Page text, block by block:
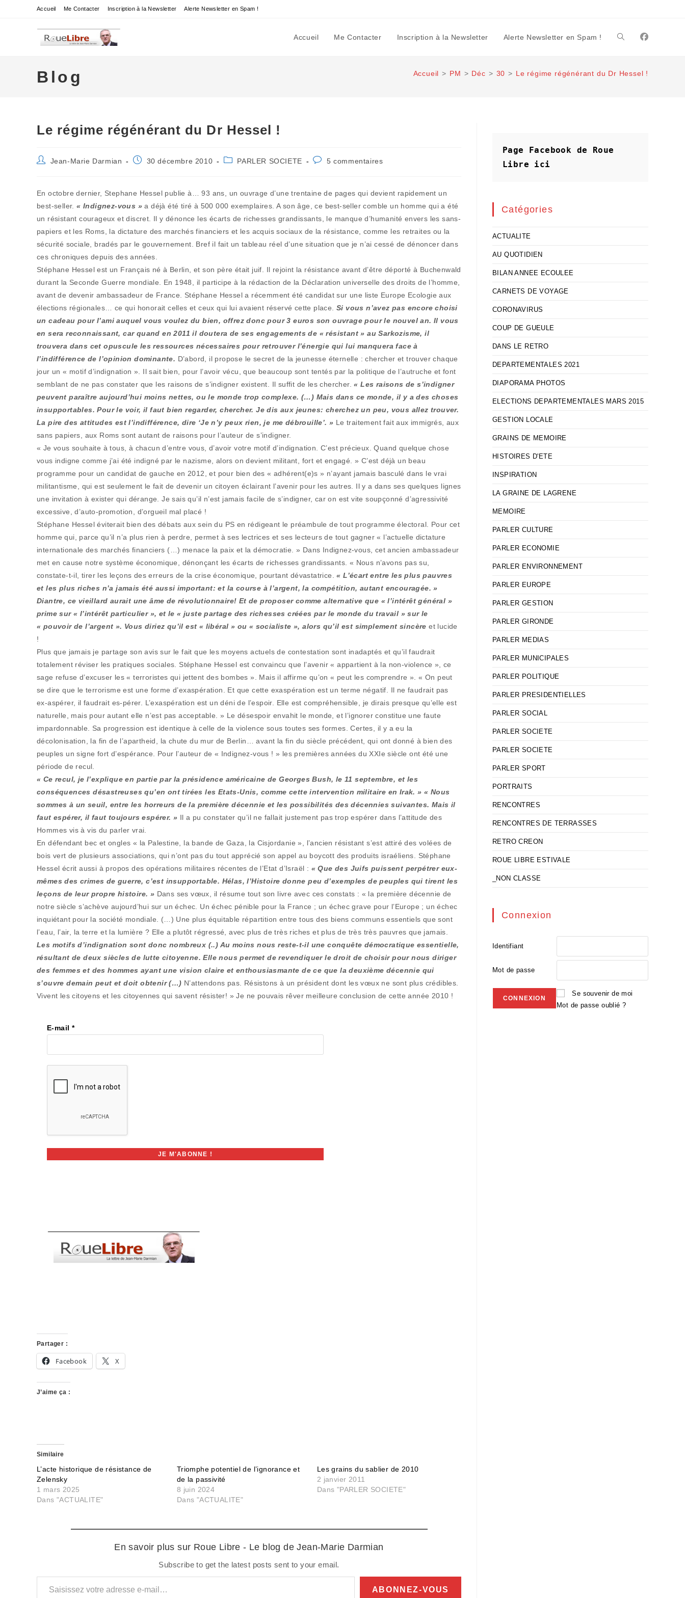
Accueil Me Contacter Inscription à la Newsletter Alerte Newsletter en Spam !
Accueil Me Contacter Inscription à la Newsletter Alerte Newsletter en Spam ! Toggle
website
Blog Accueil > PM > Déc > 30 > Le régime régénérant du Dr Hessel !
Le régime régénérant du Dr Hessel !
Auteur/autrice
Jean-Marie Darmian
Publication
30 décembre 2010
PostPARLER SOCIETE
Commentaires
5 commentaires
En octobre dernier, Stephane Hessel publie à… 93 ans, un ouvrage d’une trentaine de pages qui devient rapidement un
best-seller.« Indignez-vous »a déjà été tiré à 500 000 exemplaires. A son âge, ce best-seller comble un homme qui a été
un résistant courageux et discret. Il y dénonce les écarts de richesses grandissants, le manque d’humanité envers les sans-
papiers et les Roms, la dictature des marchés financiers et les acquis sociaux de la résistance, comme les retraites ou la
sécurité sociale, bradés par le gouvernement. Bref il fait un tableau réel d’une situation que je n’ai cessé de dénoncer dans
ces chroniques depuis des années.
Stéphane Hessel est un Français né à Berlin, et son père était juif. Il rejoint la résistance avant d’être déporté à Buchenwald
durant la Seconde Guerre mondiale. En 1948, il participe à la rédaction de la Déclaration universelle des droits de l’homme,
avant de devenir ambassadeur de France. Stéphane Hessel a récemment été candidat sur une liste Europe Ecologie aux
élections régionales… ce qui honorait celles et ceux qui lui avaient réservé cette place. Si vous n’avez pas encore choisi
un cadeau pour l’ami auquel vous voulez du bien, offrez donc pour 3 euros son ouvrage pour le nouvel an. Il vous
en sera reconnaissant, car quand en 2011 il doutera de ses engagements de « résistant » au Sarkozisme, il
trouvera dans cet opuscule les ressources nécessaires pour retrouver l’énergie qui lui manquera face à
l’indifférence de l’opinion dominante. D’abord, il propose le secret de la jeunesse éternelle : chercher et trouver chaque
jour un « motif d’indignation ». Il sait bien, pour l’avoir vécu, que beaucoup sont tentés par la politique de l’autruche et font
semblant de ne pas constater que les raisons de s’indigner existent. Il suffit de les chercher.« Les raisons de s’indigner
peuvent paraître aujourd’hui moins nettes, ou le monde trop complexe. (…) Mais dans ce monde, il y a des choses
insupportables. Pour le voir, il faut bien regarder, chercher. Je dis aux jeunes: cherchez un peu, vous allez trouver.
La pire des attitudes est l’indifférence, dire ‘Je n’y peux rien, je me débrouille’. » Le traitement fait aux immigrés, aux
sans papiers, aux Roms sont autant de raisons pour l’auteur de s’indigner.
« Je vous souhaite à tous, à chacun d’entre vous, d’avoir votre motif d’indignation. C’est précieux. Quand quelque chose
vous indigne comme j’ai été indigné par le nazisme, alors on devient militant, fort et engagé. » C’est déjà un beau
programme pour un candidat de gauche en 2012, et pour bien des « adhérent(e)s » n’ayant jamais basculé dans le vrai
militantisme, qui est seulement le fait de devenir un citoyen éclairant l’avenir pour les autres. Il y a dans ses quelques lignes
une invitation à exister qui dérange. Je sais qu’il n’est jamais facile de s’indigner, car on est vite soupçonné d’agressivité
excessive, d’auto-promotion, d’orgueil mal placé !
Stéphane Hessel éviterait bien des débats aux sein du PS en rédigeant le préambule de tout programme électoral. Pour cet
homme qui, parce qu’il n’a plus rien à perdre, permet à ses lectrices et ses lecteurs de tout gagner « l’actuelle dictature
internationale des marchés financiers (…) menace la paix et la démocratie. » Dans Indignez-vous, cet ancien ambassadeur
met en cause notre système économique, dénonçant les écarts de richesses grandissants. « Nous n’avons pas su,
constate-t-il, tirer les leçons des erreurs de la crise économique, pourtant dévastatrice.« L’écart entre les plus pauvres
et les plus riches n’a jamais été aussi important: et la course à l’argent, la compétition, autant encouragée. »
Diantre, ce vieillard aurait une âme de révolutionnaire! Et de proposer comme alternative que « l’intérêt général »
prime sur « l’intérêt particulier », et le « juste partage des richesses créées par le monde du travail » sur le
« pouvoir de l’argent ». Vous diriez qu’il est « libéral » ou « socialiste », alors qu’il est simplement sincèreet lucide
!
Plus que jamais je partage son avis sur le fait que les moyens actuels de contestation sont inadaptés et qu’il faudrait
totalement réviser les pratiques sociales. Stéphane Hessel est convaincu que l’avenir « appartient à la non-violence », ce
sage refuse d’excuser les « terroristes qui jettent des bombes ». Mais il affirme qu’on « peut les comprendre ». « On peut
se dire que le terrorisme est une forme d’exaspération. Et que cette exaspération est un terme négatif. Il ne faudrait pas
ex-aspérer, il faudrait es-pérer. L’exaspération est un déni de l’espoir. Elle est compréhensible, je dirais presque qu’elle est
naturelle, mais pour autant elle n’est pas acceptable. » Le désespoir envahit le monde, et l’ignorer constitue une faute
impardonnable. Sa progression est identique à celle de la violence sous toutes ses formes. Certes, il y a eu la
décolonisation, la fin de l’apartheid, la chute du mur de Berlin… avant la fin du siècle précédent, qui ont donné à bien des
peuples un signe fort d’espérance. Pour l’auteur de « Indignez-vous ! » les premières années du XXIe siècle ont été une
période de recul.
« Ce recul, je l’explique en partie par la présidence américaine de Georges Bush, le 11 septembre, et les
conséquences désastreuses qu’en ont tirées les Etats-Unis, comme cette intervention militaire en Irak. » « Nous
sommes à un seuil, entre les horreurs de la première décennie et les possibilités des décennies suivantes. Mais il
faut espérer, il faut toujours espérer. » Il a pu constater qu’il ne fallait justement pas trop espérer dans l’attitude des
Hommes vis à vis du parler vrai.
En défendant bec et ongles « la Palestine, la bande de Gaza, la Cisjordanie », l’ancien résistant s’est attiré des volées de
bois vert de plusieurs associations, qui n’ont pas du tout apprécié son appel au boycott des produits israéliens. Stéphane
Hessel écrit aussi à propos des opérations militaires récentes de l’Etat d’Israël : « Que des Juifs puissent perpétrer eux-
mêmes des crimes de guerre, c’est insupportable. Hélas, l’Histoire donne peu d’exemples de peuples qui tirent les
leçons de leur propre histoire. » Dans ses vœux, il résume tout son livre avec ces constats : « la première décennie de
notre siècle s’achève aujourd’hui sur un échec. Un échec pénible pour la France ; un échec grave pour l’Europe ; un échec
inquiétant pour la société mondiale. (…) Une plus équitable répartition entre tous des biens communs essentiels que sont
l’eau, l’air, la terre et la lumière ? Elle a plutôt régressé, avec plus de très riches et plus de très très pauvres que jamais.
Les motifs d’indignation sont donc nombreux (..) Au moins nous reste-t-il une conquête démocratique essentielle,
résultant de deux siècles de lutte citoyenne. Elle nous permet de revendiquer le droit de choisir pour nous diriger
des femmes et des hommes ayant une vision claire et enthousiasmante de ce que la deuxième décennie qui
s’ouvre demain peut et doit obtenir (…) N’attendons pas. Résistons à un président dont les vœux ne sont plus crédibles.
Vivent les citoyens et les citoyennes qui savent résister! » Je ne pouvais rêver meilleure conclusion de cette année 2010 !
E-mail *
Partager :
Facebook X
J’aime ça :
Similaire
L’acte historique de résistance de
Zelensky
1 mars 2025
Dans "ACTUALITE"
Triomphe potentiel de l’ignorance et
de la passivité
8 juin 2024
Dans "ACTUALITE"
Les grains du sablier de 2010
2 janvier 2011
Dans "PARLER SOCIETE"
En savoir plus sur Roue Libre - Le blog de Jean-Marie Darmian
Subscribe to get the latest posts sent to your email.
Saisissez votre adresse e-mail…
ABONNEZ-VOUS
Page Facebook de Roue
Libre
ici
Catégories
ACTUALITE
AU QUOTIDIEN
BILAN ANNEE ECOULEE
CARNETS DE VOYAGE
CORONAVIRUS
COUP DE GUEULE
DANS LE RETRO
DEPARTEMENTALES 2021
DIAPORAMA PHOTOS
ELECTIONS DEPARTEMENTALES MARS 2015
GESTION LOCALE
GRAINS DE MEMOIRE
HISTOIRES D'ETE
INSPIRATION
LA GRAINE DE LAGRENE
MEMOIRE
PARLER CULTURE
PARLER ECONOMIE
PARLER ENVIRONNEMENT
PARLER EUROPE
PARLER GESTION
PARLER GIRONDE
PARLER MEDIAS
PARLER MUNICIPALES
PARLER POLITIQUE
PARLER PRESIDENTIELLES
PARLER SOCIAL
PARLER SOCIETE
PARLER SOCIETE
PARLER SPORT
PORTRAITS
RENCONTRES
RENCONTRES DE TERRASSES
RETRO CREON
ROUE LIBRE ESTIVALE
_NON CLASSE
Connexion
Identifiant
Mot de passe
Se souvenir de moi
Mot de passe oublié ?